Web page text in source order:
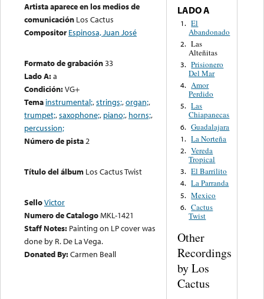
Artista aparece en los medios de
comunicación Los Cactus
Compositor Espinosa, Juan José
Formato de grabación33
Lado A:a
Condición:VG+
Tema instrumental;,strings;,organ;,
trumpet;,saxophone;, piano;, horns;,
percussion;
Número de pista2
Título del álbum Los Cactus Twist
SelloVictor
Numero de CatalogoMKL-1421
Staff Notes: Painting on LP cover was
done by R. De La Vega.
Donated By:Carmen Beall
LADO A
1. El
Abandonado
2. Las
Alteñitas
3. Prisionero
Del Mar
4. Amor
Perdido
5. Las
Chiapanecas
6. Guadalajara
1. La Norteña
2. Vereda
Tropical
3. El Barrilito
4. La Parranda
5. Mexico
6. Cactus
Twist
Other
Recordings
by Los
Cactus